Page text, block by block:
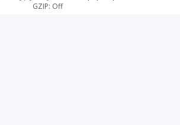
GZIP: Off